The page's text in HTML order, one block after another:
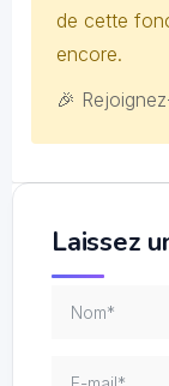
de cette
encore.
🎉
Laissez